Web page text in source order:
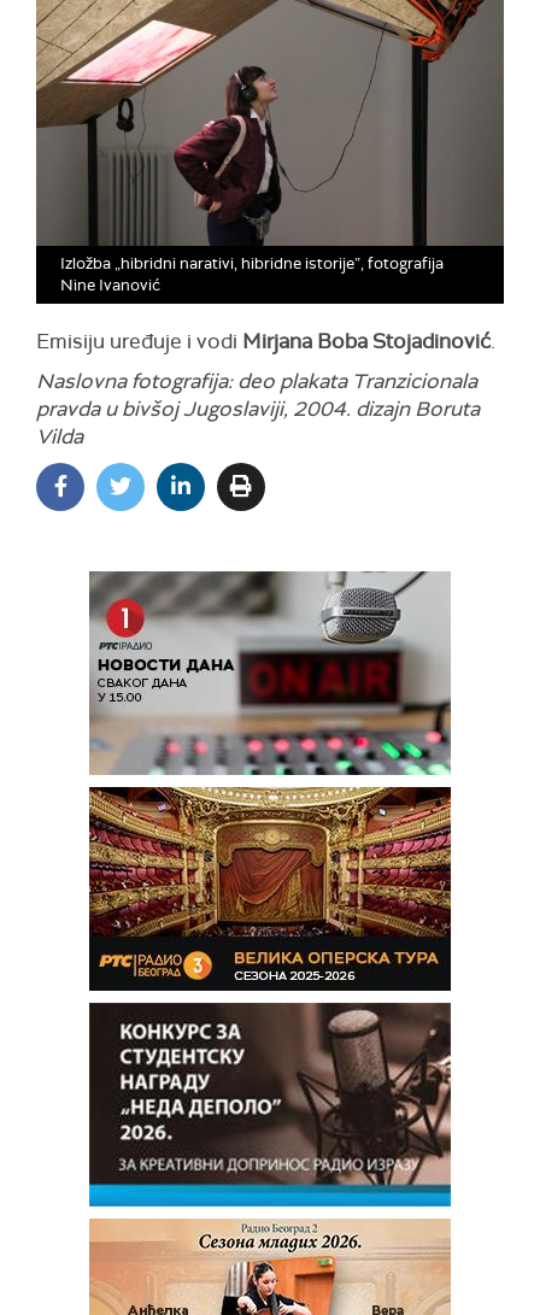
Izložba „hibridni narativi, hibridne istorije”, fotografija
Nine Ivanović
Emisiju uređuje i vodi Mirjana Boba Stojadinović.
Naslovna fotografija: deo plakata Tranzicionala
pravda u bivšoj Jugoslaviji, 2004. dizajn Boruta
Vilda